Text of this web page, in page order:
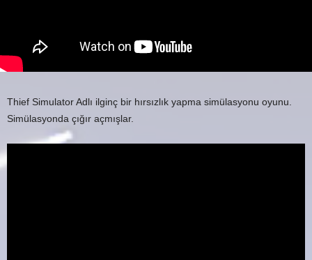
Thief Simulator Adlı ilginç bir hırsızlık yapma simülasyonu oyunu.
Simülasyonda çığır açmışlar.